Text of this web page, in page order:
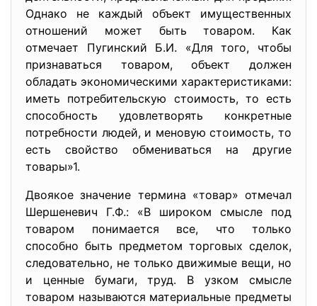
Однако не каждый объект имущественных
отношений может быть товаром. Как
отмечает Пугинский Б.И. «Для того, чтобы
признаваться товаром, объект должен
обладать экономическими характеристиками:
иметь потребительскую стоимость, то есть
способность удовлетворять конкретные
потребности людей, и меновую стоимость, то
есть свойство обмениваться на другие
товары»1.
Двоякое значение термина «товар» отмечал
Шершеневич Г.Ф.: «В широком смысле под
товаром понимается все, что только
способно быть предметом торговых сделок,
следовательно, не только движимые вещи, но
и ценные бумаги, труд. В узком смысле
товаром называются материальные предметы